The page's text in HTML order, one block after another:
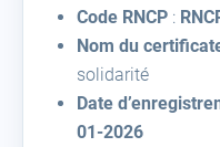
Code RNCP :
Nom du
solidarité
Date
01-2026